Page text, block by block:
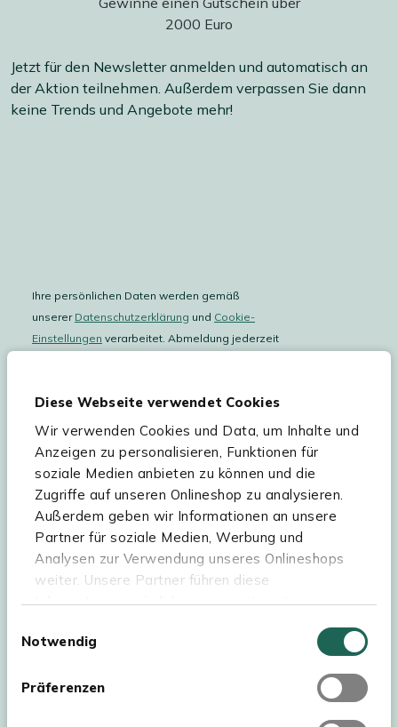
Diese Webseite verwendet Cookies
Wir verwenden Cookies und Data, um Inhalte und
Anzeigen zu personalisieren, Funktionen für
soziale Medien anbieten zu können und die
Zugriffe auf unseren Onlineshop zu analysieren.
Außerdem geben wir Informationen an unsere
Partner für soziale Medien, Werbung und
Analysen zur Verwendung unseres Onlineshops
weiter. Unsere Partner führen diese
Informationen möglicherweise mit weiteren
haben oder die sie im Rahmen Ihrer Nutzung der
Webseite müssen Sie die Cookies akzeptieren.
Notwendig
Präferenzen
Jetzt für den Newsletter anmelden und automatisch an
der Aktion teilnehmen. Außerdem verpassen Sie dann
keine Trends und Angebote mehr!
Ihre persönlichen Daten werden gemäß
unserer Datenschutzerklärung und Cookie-
Einstellungen verarbeitet. Abmeldung jederzeit
Hilfe & Service
Sortiment
Kees Smit Gartenmöbel
Experience Stores XXL